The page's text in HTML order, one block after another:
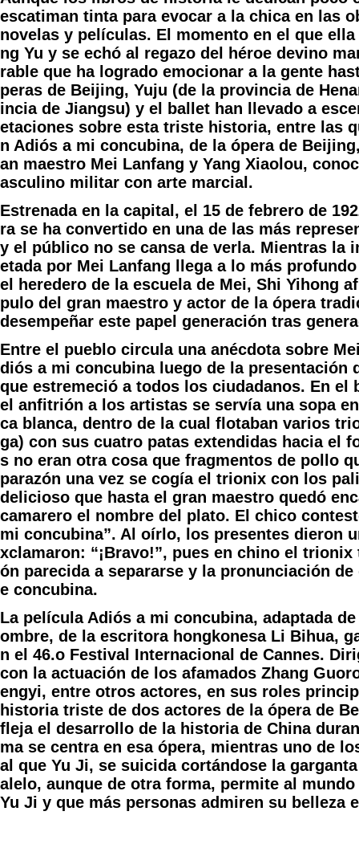
escatiman tinta para evocar a la chica en las
novelas y películas. El momento en el que
ng Yu y se echó al regazo del héroe devino
rable que ha logrado emocionar a la gente
peras de Beijing, Yuju (de la provincia de
incia de Jiangsu) y el ballet han llevado a
etaciones sobre esta triste historia, entre las
n Adiós a mi concubina, de la ópera de
an maestro Mei Lanfang y Yang Xiaolou,
asculino militar con arte marcial.
Estrenada en la capital, el 15 de febrero de
ra se ha convertido en una de las más
y el público no se cansa de verla. Mientras la
etada por Mei Lanfang llega a lo más
el heredero de la escuela de Mei, Shi Yihong
pulo del gran maestro y actor de la ópera
desempeñar este papel generación tras
Entre el pueblo circula una anécdota sobre
diós a mi concubina luego de la presentación
que estremeció a todos los ciudadanos. En el
el anfitrión a los artistas se servía una sopa
ca blanca, dentro de la cual flotaban varios
ga) con sus cuatro patas extendidas hacia el
s no eran otra cosa que fragmentos de pollo
parazón una vez se cogía el trionix con los
delicioso que hasta el gran maestro quedó
camarero el nombre del plato. El chico
mi concubina”. Al oírlo, los presentes dieron
xclamaron: “¡Bravo!”, pues en chino el
ón parecida a separarse y la pronunciación
e concubina.
La película Adiós a mi concubina, adaptada
ombre, de la escritora hongkonesa Li Bihua,
n el 46.o Festival Internacional de Cannes.
con la actuación de los afamados Zhang
engyi, entre otros actores, en sus roles
historia triste de dos actores de la ópera de
fleja el desarrollo de la historia de China
ma se centra en esa ópera, mientras uno de
al que Yu Ji, se suicida cortándose la
alelo, aunque de otra forma, permite al
Yu Ji y que más personas admiren su belleza